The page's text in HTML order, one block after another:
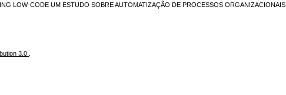
LOW-CODE UM ESTUDO SOBRE AUTOMATIZAÇÃO DE PROCESSOS ORGANIZACIONAIS
3.0